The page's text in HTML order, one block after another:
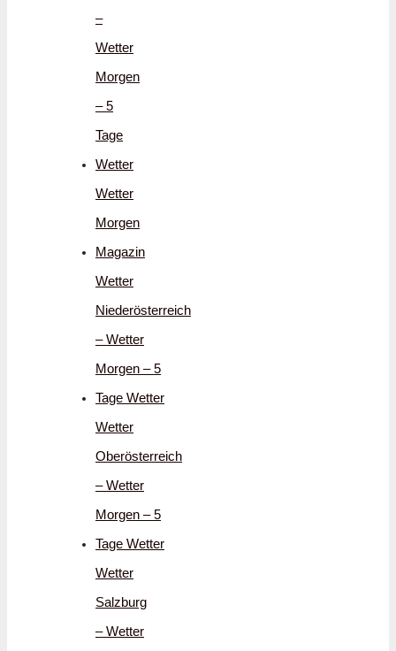
–
Wetter
Morgen
– 5
Tage
Wetter
Wetter
Morgen
Magazin
Wetter
Niederösterreich
– Wetter
Morgen – 5
Tage Wetter
Wetter
Oberösterreich
– Wetter
Morgen – 5
Tage Wetter
Wetter
Salzburg
– Wetter